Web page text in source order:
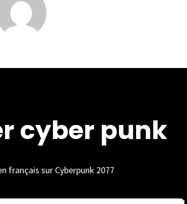
cyber punk
français sur Cyberpunk 2077